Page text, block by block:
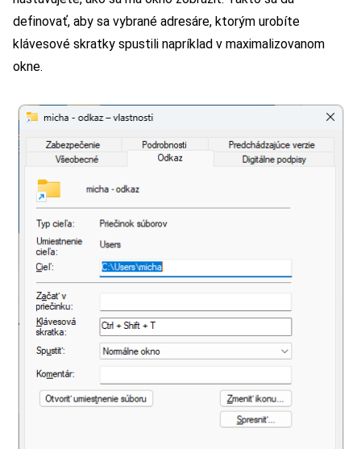
definovať, aby sa vybrané adresáre, ktorým urobíte
klávesové skratky spustili napríklad v maximalizovanom
okne.